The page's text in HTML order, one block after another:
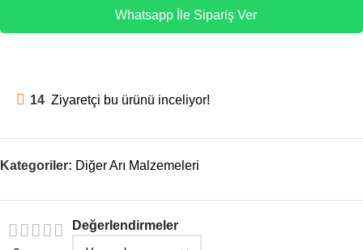
Whatsapp İle Sipariş Ver
14 Ziyaretçi bu ürünü inceliyor!
Kategoriler: Diğer Arı Malzemeleri
Değerlendirmeler